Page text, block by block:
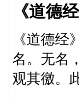
《道德
《道德
名。无名
观其徼。